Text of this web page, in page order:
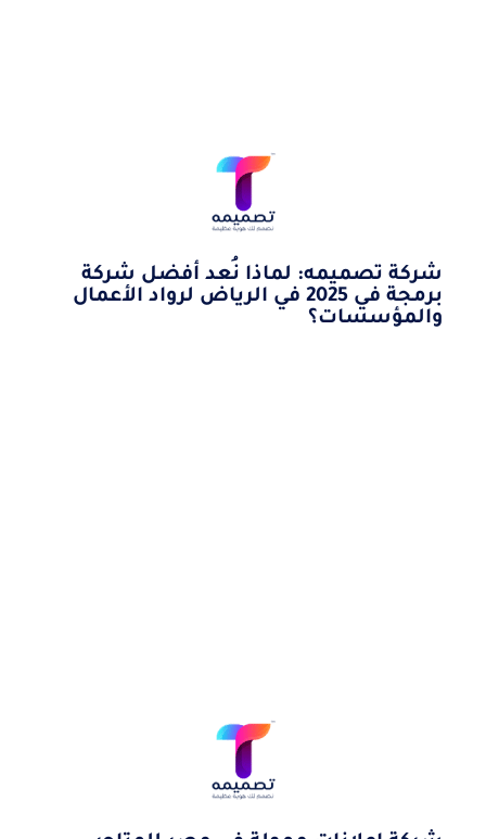
شركة تصميمه: لماذا نُعد أفضل شركة
برمجة في 2025 في الرياض لرواد الأعمال
والمؤسسات؟